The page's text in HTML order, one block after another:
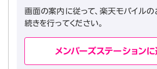
画面の案内に従って、楽天モバイル
続きを行ってください。
メンバーズステーション